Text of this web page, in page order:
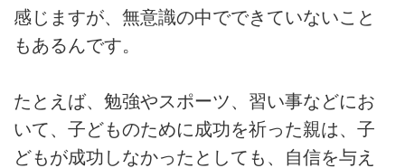
感じますが、無意識の中でできていないこと
もあるんです。
たとえば、勉強やスポーツ、習い事などにお
いて、子どものために成功を祈った親は、子
どもが成功しなかったとしても、自信を与え